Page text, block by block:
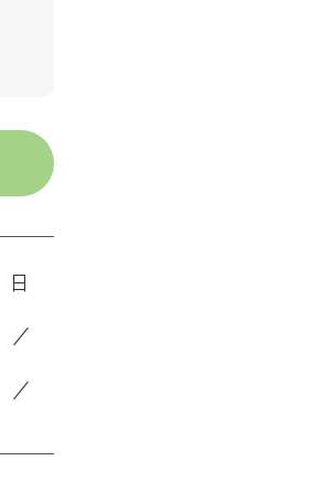
日
／
／